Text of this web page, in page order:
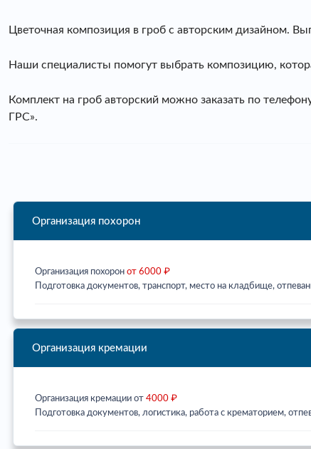
Цветочная композиция в гроб с авторским дизайном.
Наши специалисты помогут выбрать композицию,
Комплект на гроб авторский можно заказать по
ГРС».
Организация похорон
Организация похорон от 6000 ₽
Подготовка документов, транспорт, место на кладбище,
Организация кремации
Организация кремации от 4000 ₽
Подготовка документов, логистика, работа с крематорием,